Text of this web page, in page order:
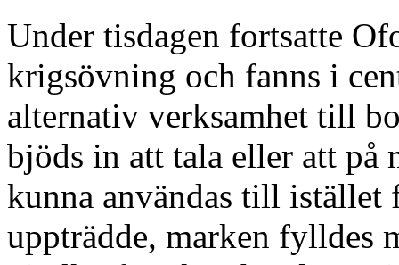
Under tisdagen fortsatte
krigsövning och fanns i
alternativ verksamhet till
bjöds in att tala eller att på
kunna användas till
uppträdde, marken fylldes